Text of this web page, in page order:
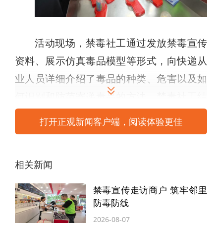
活动现场，禁毒社工通过发放禁毒宣传
资料、展示仿真毒品模型等形式，向快递从
业人员详细介绍了毒品的种类、危害以及如
何识别和防范寄递毒品的方法。禁毒社工结
合典型案例，深入浅出地讲解了寄递行业涉
毒的法律责任，强调了寄递企业落实收寄验
重要性，提醒从业人员在日常工作中要提高
警惕，对可疑包裹做到仔细检查，一旦发现
涉毒线索，要及时向公安机关报告。
打开正观新闻客户端，阅读体验更佳
相关新闻
禁毒宣传走访商户 筑牢邻里
防毒防线
2026-08-07